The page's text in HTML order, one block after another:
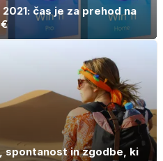
čas je za prehod na
spontanost in zgodbe, ki